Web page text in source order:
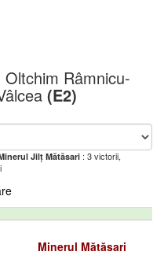
Oltchim Râmnicu-
(E2)
Jilț Mătăsari : 3 victorii,
Minerul Mătăsari